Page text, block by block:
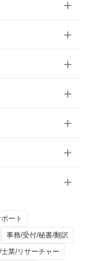
ート
事務/受付/秘書/翻訳
業/リサーチャー